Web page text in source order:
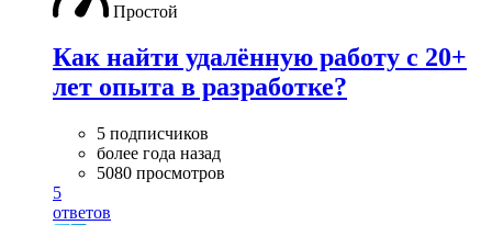
Простой
Как найти удалённую работу с 20+
лет опыта в разработке?
5 подписчиков
более года назад
5080 просмотров
5
ответов